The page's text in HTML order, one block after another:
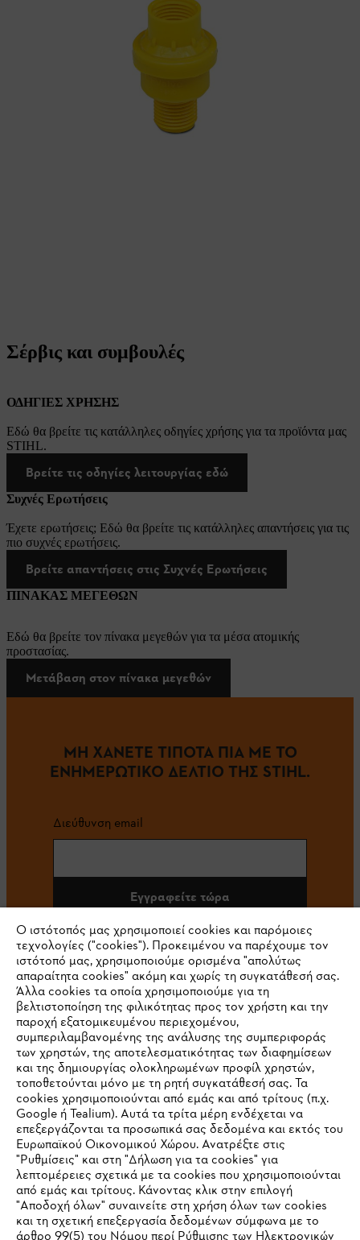
Σέρβις και συμβουλές
ΟΔΗΓΙΕΣ ΧΡΗΣΗΣ
Εδώ θα βρείτε τις κατάλληλες οδηγίες χρήσης για τα προϊόντα μας
STIHL.
Βρείτε τις οδηγίες λειτουργίας εδώ
Συχνές Ερωτήσεις
Έχετε ερωτήσεις; Εδώ θα βρείτε τις κατάλληλες απαντήσεις για τις
πιο συχνές ερωτήσεις.
Βρείτε απαντήσεις στις Συχνές Ερωτήσεις
ΠΙΝΑΚΑΣ ΜΕΓΕΘΩΝ
Εδώ θα βρείτε τον πίνακα μεγεθών για τα μέσα ατομικής
προστασίας.
Μετάβαση στον πίνακα μεγεθών
ΜΗ ΧΑΝΕΤΕ ΤΙΠΟΤΑ ΠΙΑ ΜΕ ΤΟ
ΕΝΗΜΕΡΩΤΙΚΟ ΔΕΛΤΙΟ ΤΗΣ STIHL.
Διεύθυνση email
Εγγραφείτε τώρα
#STIHL
Εταιρεία
STIHL Συχνές ερωτήσεις
Ο ιστότοπός μας χρησιμοποιεί cookies και παρόμοιες
τεχνολογίες ("cookies"). Προκειμένου να παρέχουμε τον
ιστότοπό μας, χρησιμοποιούμε ορισμένα "απολύτως
απαραίτητα cookies" ακόμη και χωρίς τη συγκατάθεσή σας.
Άλλα cookies τα οποία χρησιμοποιούμε για τη
βελτιστοποίηση της φιλικότητας προς τον χρήστη και την
παροχή εξατομικευμένου περιεχομένου,
συμπεριλαμβανομένης της ανάλυσης της συμπεριφοράς
των χρηστών, της αποτελεσματικότητας των διαφημίσεων
και της δημιουργίας ολοκληρωμένων προφίλ χρηστών,
τοποθετούνται μόνο με τη ρητή συγκατάθεσή σας. Τα
cookies χρησιμοποιούνται από εμάς και από τρίτους (π.χ.
Google ή Tealium). Αυτά τα τρίτα μέρη ενδέχεται να
επεξεργάζονται τα προσωπικά σας δεδομένα και εκτός του
Ευρωπαϊκού Οικονομικού Χώρου. Ανατρέξτε στις
"Ρυθμίσεις" και στη "Δήλωση για τα cookies" για
λεπτομέρειες σχετικά με τα cookies που χρησιμοποιούνται
από εμάς και τρίτους. Κάνοντας κλικ στην επιλογή
"Αποδοχή όλων" συναινείτε στη χρήση όλων των cookies
και τη σχετική επεξεργασία δεδομένων σύμφωνα με το